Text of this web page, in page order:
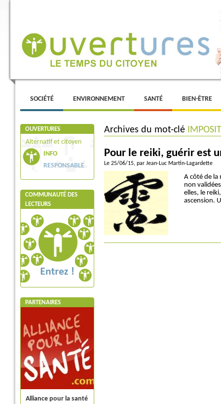
Menu principal
ALLER AU CONTENU PRINCIPAL
ALLER AU CONTENU SECONDAIRE
SOCIÉTÉ ENVIRONNEMENT SANTÉ BIEN-ÊTRE
OUVERTURES
Alternatif et citoyen
INFO
RESPONSABLE
COMMUNAUTÉ DES
LECTEURS
PARTENAIRES
Alliance pour la santé
Archives du mot-clé
Pour le reiki, guérir est
Le 25/06/15, par Jean-Luc Martin-Lagardette
A côté de la
non
elles, le
ascension.